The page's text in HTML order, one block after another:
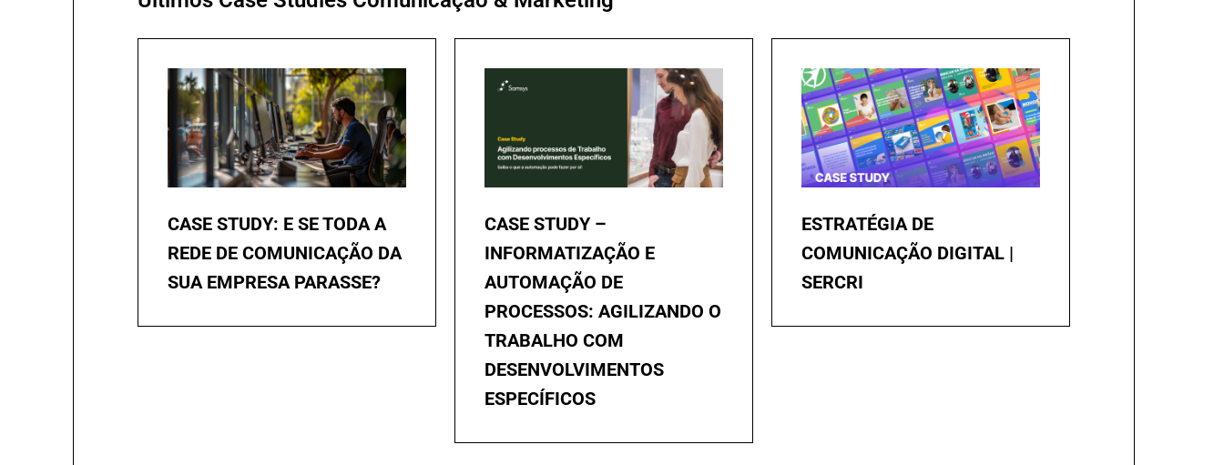
CASE STUDY: E SE TODA A
REDE DE COMUNICAÇÃO DA
SUA EMPRESA PARASSE?
CASE STUDY –
INFORMATIZAÇÃO E
AUTOMAÇÃO DE
PROCESSOS: AGILIZANDO O
TRABALHO COM
DESENVOLVIMENTOS
ESPECÍFICOS
ESTRATÉGIA DE
COMUNICAÇÃO DIGITAL |
SERCRI